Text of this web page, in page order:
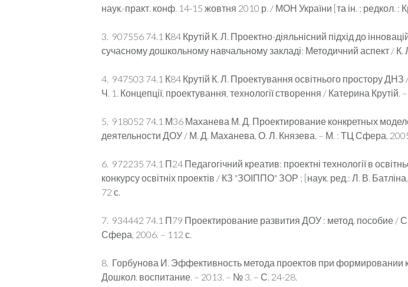
наук.-практ. конф. 14-15 жовтня 2010 р. / МОН України [та ін. ; редкол. :
3. 907556 74.1 К84 Крутій К. Л. Проектно-діяльнісний підхід до
сучасному дошкольному навчальному закладі: Методичний аспект /
4. 947503 74.1 К84 Крутій К. Л. Проектування освітнього простору ДНЗ
Ч. 1. Концепції, проектування, технології створення / Катерина
5. 918052 74.1 М36 Маханева М. Д. Проектирование конкретных
деятельности ДОУ / М. Д. Маханева, О. Л. Князева. – М. : ТЦ Сфера,
6. 972235 74.1 П24 Педагогічний креатив: проектні технології в
конкурсу освітніх проектів / КЗ "ЗОІППО" ЗОР ; [наук. ред.: Л. В.
72 с.
7. 934442 74.1 П79 Проектирование развития ДОУ : метод. пособие /
Сфера, 2006. – 112 с.
8. Горбунова И. Эффективность метода проектов при формировании
Дошкол. воспитание. – 2013. – № 3. – С. 24-28.